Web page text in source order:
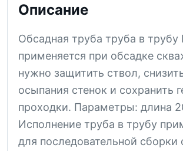
Описание
Обсадная труба труба в
применяется при обсадке
нужно защитить ствол,
осыпания стенок и сохранить
проходки. Параметры: длина
Исполнение труба в трубу
для последовательной сборки